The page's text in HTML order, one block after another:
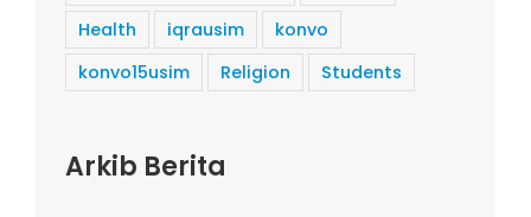
Health
iqrausim
konvo
konvo15usim
Religion Students
Arkib Berita